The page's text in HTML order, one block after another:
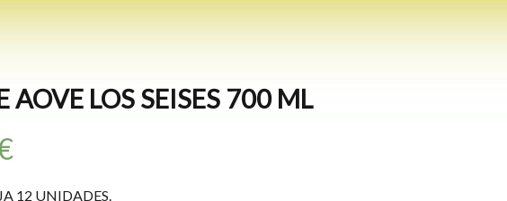
AOVE LOS SEISES 700 ML
12 UNIDADES.